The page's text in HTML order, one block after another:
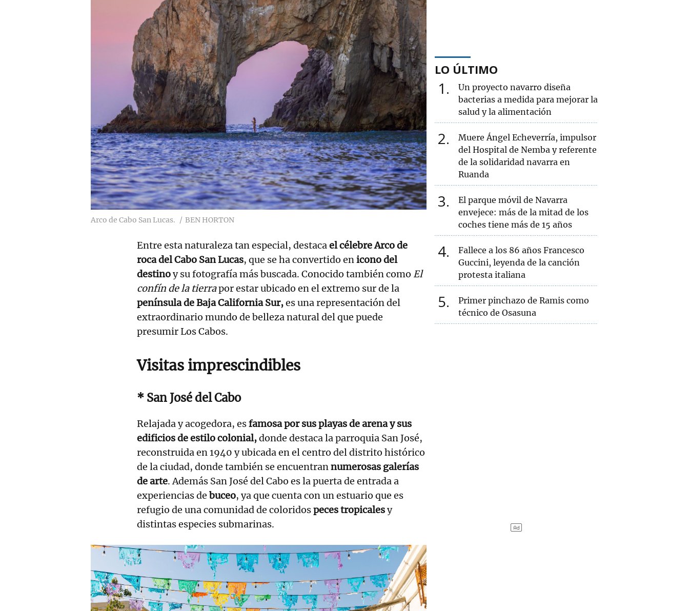
Arco de Cabo San Lucas. BEN HORTON
Entre esta naturaleza tan especial, destacael célebre Arco de
roca del Cabo San Lucas, que se ha convertido enicono del
destinoy su fotografía más buscada. Conocido también como El
confín de la tierrapor estar ubicado en el extremo sur de la
península de Baja California Sur,es una representación del
extraordinario mundo de belleza natural del que puede
presumir Los Cabos.
Visitas imprescindibles
* San José del Cabo
Relajada y acogedora, esfamosa por sus playas de arena y sus
edificios de estilo colonial,donde destaca la parroquia San José,
reconstruida en 1940 y ubicada en el centro del distrito histórico
de la ciudad, donde también se encuentrannumerosas galerías
de arte. Además San José del Cabo es la puerta de entrada a
experiencias de buceo, ya que cuenta con un estuario que es
refugio de una comunidad de coloridospeces tropicalesy
distintas especies submarinas.
LO ÚLTIMO
1
Un proyecto navarro diseña
bacterias a medida para mejorar la
salud y la alimentación
2
Muere Ángel Echeverría, impulsor
del Hospital de Nemba y referente
de la solidaridad navarra en
Ruanda
3
El parque móvil de Navarra
envejece: más de la mitad de los
coches tiene más de 15 años
4
Fallece a los 86 años Francesco
Guccini, leyenda de la canción
protesta italiana
5
Primer pinchazo de Ramis como
técnico de Osasuna